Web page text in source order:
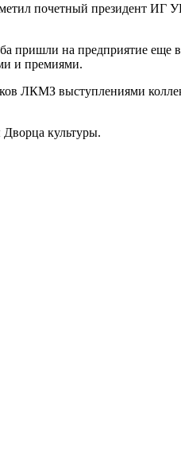
почетный президент ИГ
на предприятие еще в
и премиями.
ЛКМЗ выступлениями
Дворца культуры.